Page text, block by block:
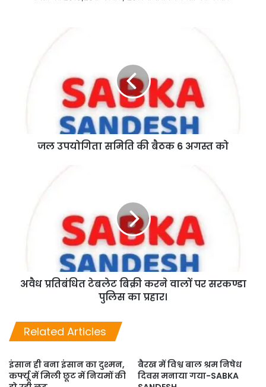
जल उपयोगिता समिति की बैठक 6 अगस्त को
अवैध प्रतिबंधित टेबलेट बिक्री करने वालों पर सरकण्डा
पुलिस का प्रहार।
Related Articles
इंसान ही बना इंसान का दुश्मन,
कर्फ्यू में मिली छूट में नियमों की
बैरख में विश्व बाल श्रम निषेध
दिवस मनाया गया-SABKA